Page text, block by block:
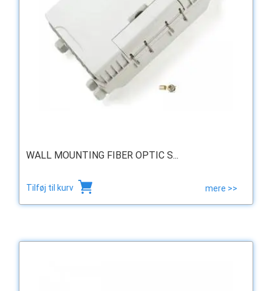
WALL MOUNTING FIBER OPTIC S...
Tilføj til kurv mere >>